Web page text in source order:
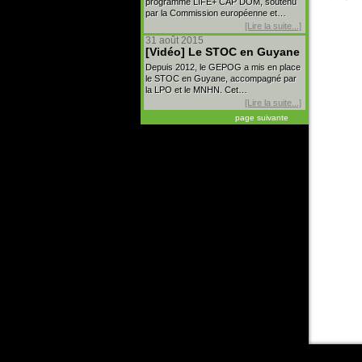
par la Commission européenne et…
[Lire la suite...]
31 août 2015
[Vidéo] Le STOC en Guyane
Depuis 2012, le GEPOG a mis en place
le STOC en Guyane, accompagné par
la LPO et le MNHN. Cet…
[Lire la suite...]
page suivante